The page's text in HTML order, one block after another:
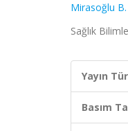
Mirasoğlu B.
Sağlık
Yayın
Basım